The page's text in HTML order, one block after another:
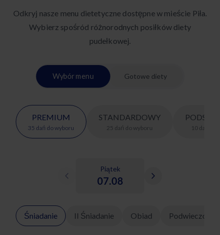
Odkryj nasze menu dietetyczne dostępne w mieście Piła.
Wybierz spośród różnorodnych posiłków diety
pudełkowej.
Wybór menu Gotowe diety
PREMIUM
35 dań do wyboru
STANDARDOWY
25 dań do wyboru 10 dań
Piątek
07.08
Śniadanie II Śniadanie Obiad Podwieczorek